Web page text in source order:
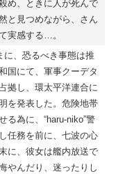
め、ときに人が死んで
と見つめながら、さん
実感する…。
に、恐るべき事態は推
国にて、軍事クーデタ
拠し、環太平洋連合に
を発表した。危険地帯
る為に、“haru-niko”警
任務を前に、七波の心
に、彼女は艦内放送で
やんだり、迷ったりし